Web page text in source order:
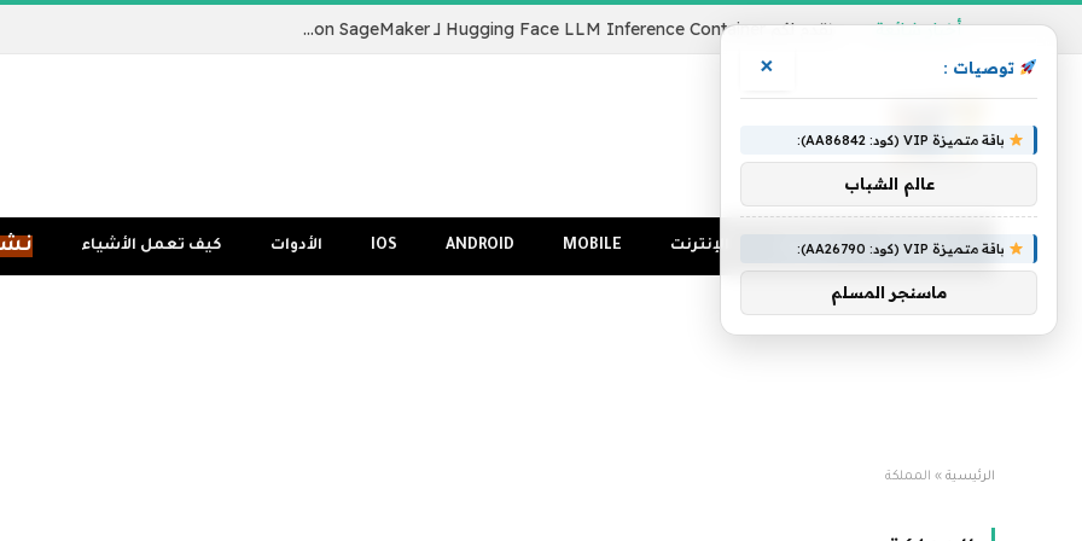
أخبار شائعة نقدم لكم Hugging Face LLM Inference Container لـ Amazon SageMaker
الرئيسية كمبيوتر الإنترنت MOBILE
ANDROID
IOS الأدوات كيف تعمل الأشياء
الرئيسية » المملكة
توصيات : ×
باقة متميزة VIP (كود: AA86842):
عالم الشباب
باقة متميزة VIP (كود: AA26790):
ماسنجر المسلم